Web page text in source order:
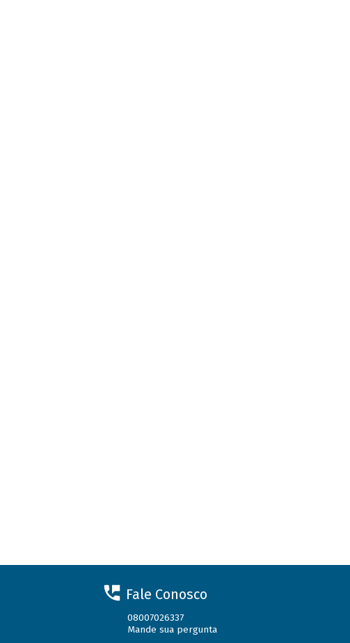
Fale Conosco
08007026337
Mande sua pergunta